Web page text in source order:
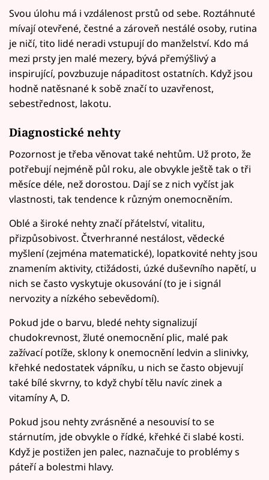
Svou úlohu má i vzdálenost prstů od sebe. Roztáhnuté
mívají otevřené, čestné a zároveň nestálé osoby, rutina
je ničí, tito lidé neradi vstupují do manželství. Kdo má
mezi prsty jen malé mezery, bývá přemýšlivý a
inspirující, povzbuzuje nápaditost ostatních. Když jsou
hodně natěsnané k sobě značí to uzavřenost,
sebestřednost, lakotu.
Diagnostické nehty
Pozornost je třeba věnovat také nehtům. Už proto, že
potřebují nejméně půl roku, ale obvykle ještě tak o tři
měsíce déle, než dorostou. Dají se z nich vyčíst jak
vlastnosti, tak tendence k různým onemocněním.
Oblé a široké nehty značí přátelství, vitalitu,
přizpůsobivost. Čtverhranné nestálost, vědecké
myšlení (zejména matematické), lopatkovité nehty jsou
znamením aktivity, ctižádosti, úzké duševního napětí, u
nich se často vyskytuje okusování (to je i signál
nervozity a nízkého sebevědomí).
Pokud jde o barvu, bledé nehty signalizují
chudokrevnost, žluté onemocnění plic, malé pak
zažívací potíže, sklony k onemocnění ledvin a slinivky,
křehké nedostatek vápníku, u nich se často objevují
také bílé skvrny, to když chybí tělu navíc zinek a
vitamíny A, D.
Pokud jsou nehty zvrásněné a nesouvisí to se
stárnutím, jde obvykle o řídké, křehké či slabé kosti.
Když je postižen jen palec, naznačuje to problémy s
páteří a bolestmi hlavy.